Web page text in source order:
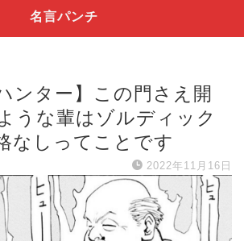
名言パンチ
ンター】この門さえ開
うな輩はゾルディック
なしってことです
2022年11月16日